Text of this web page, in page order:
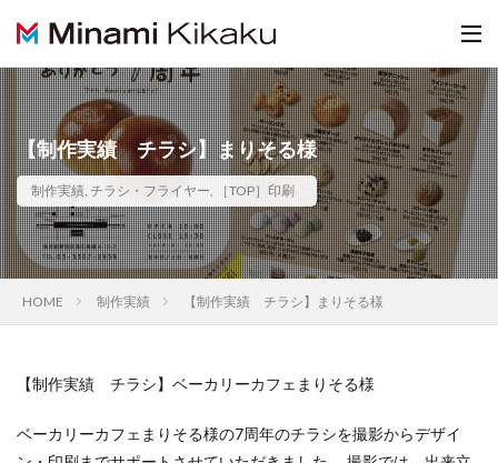
【制作実績 チラシ】まりそる様
制作実績, チラシ・フライヤー, ［TOP］印刷
HOME 制作実績 【制作実績 チラシ】まりそる様
【制作実績 チラシ】ベーカリーカフェまりそる様
ベーカリーカフェまりそる様の7周年のチラシを撮影からデザイ